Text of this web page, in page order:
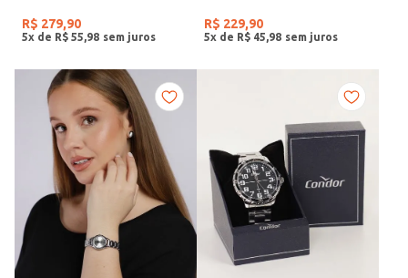
R$ 279,90
5x de R$ 55 98
R$ 229,90
5x de R$ 45 98